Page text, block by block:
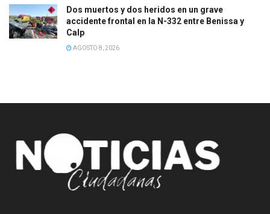
Dos muertos y dos heridos en un grave
accidente frontal en la N-332 entre Benissa y
Calp
AGOSTO 8, 2026